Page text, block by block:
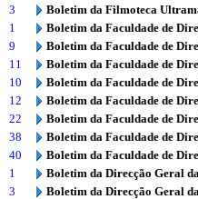
3
Boletim da Filmoteca
1
Boletim da Faculdade de
9
Boletim da Faculdade de
11
Boletim da Faculdade de
10
Boletim da Faculdade de
12
Boletim da Faculdade de
22
Boletim da Faculdade de
38
Boletim da Faculdade de
40
Boletim da Faculdade de
1
Boletim da Direcção Geral
3
Boletim da Direcção Geral